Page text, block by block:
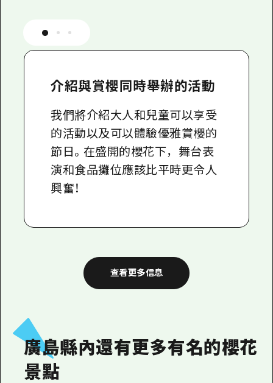
介紹與賞櫻同時舉辦的活動
我們將介紹大人和兒童可以享受
的活動以及可以體驗優雅賞櫻的
節日。在盛開的櫻花下，舞台表
演和食品攤位應該比平時更令人
興奮！
查看更多信息
廣島縣內還有更多有名的櫻花
景點